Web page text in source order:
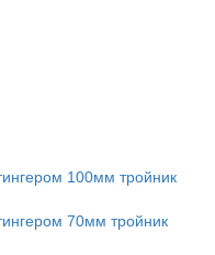
100мм тройник
70мм тройник